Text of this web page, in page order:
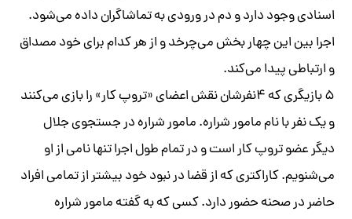
اسنادی وجود دارد و دم در ورودی به تماشاگران داده می‌شود.
اجرا بین این چهار بخش می‌چرخد و از هر کدام برای خود مصداق
و ارتباطی پیدا می‌کند.
۵ بازیگری که ۴نفرشان نقش اعضای «تروپ کار» را بازی می‌کنند
و یک نفر با نام مامور شراره. مامور شراره در جستجوی جلال
دیگر عضو تروپ کار است و در تمام طول اجرا تنها نامی از او
می‌شنویم. کاراکتری که از قضا در نبود خود بیشتر از تمامی افراد
حاضر در صحنه حضور دارد. کسی که به گفته مامور شراره